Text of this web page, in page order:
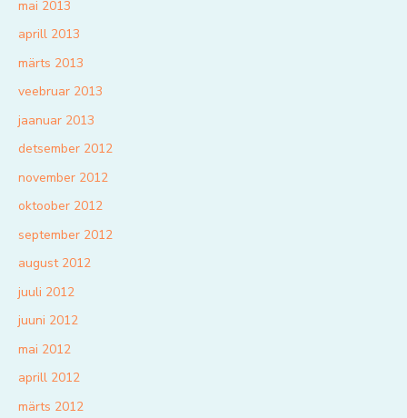
mai 2013
aprill 2013
märts 2013
veebruar 2013
jaanuar 2013
detsember 2012
november 2012
oktoober 2012
september 2012
august 2012
juuli 2012
juuni 2012
mai 2012
aprill 2012
märts 2012